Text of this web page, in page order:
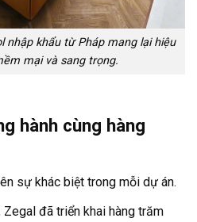
nhập khẩu từ Pháp mang lại hiệu
mại và sang trọng.
hành cùng hàng
sự khác biệt trong mỗi dự án.
đã triển khai hàng trăm